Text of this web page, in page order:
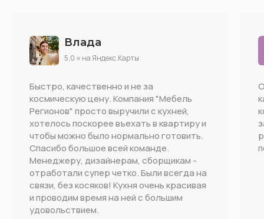
Влада
5,0 ⭐ на Яндекс.Карты
Быстро, качественно и не за
космическую цену. Компания "Мебель
Регионов" просто выручили с кухней,
хотелось поскорее въехать в квартиру и
чтобы можно было нормально готовить.
Спасибо большое всей команде.
Менеджеру, дизайнерам, сборщикам -
отработали супер четко. Были всегда на
связи, без косяков! Кухня очень красивая
и проводим время на ней с большим
удовольствием.